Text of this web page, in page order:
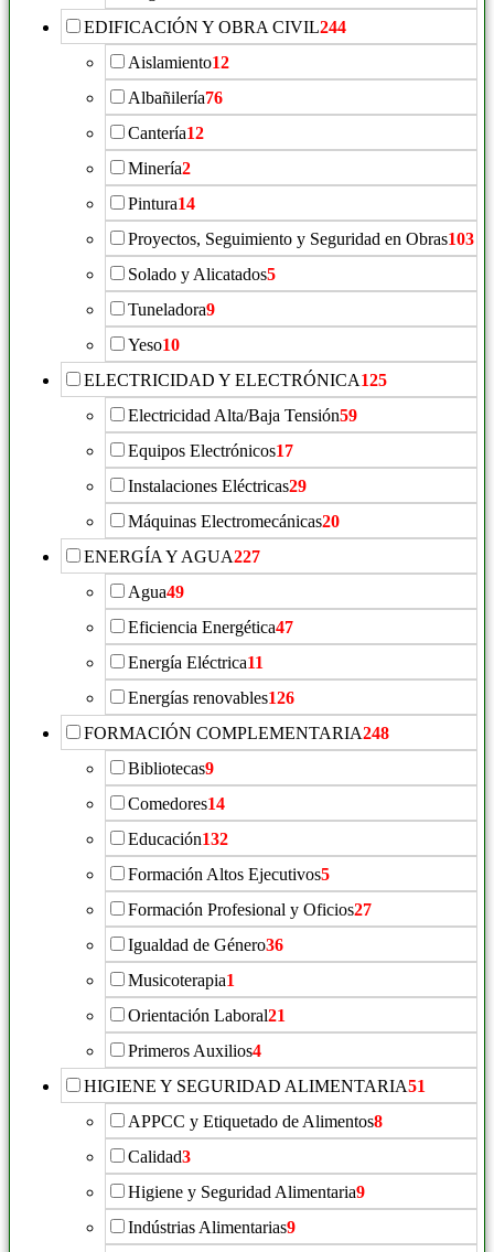
EDIFICACIÓN Y OBRA CIVIL244
Aislamiento12
Albañilería76
Cantería12
Minería2
Pintura14
Proyectos, Seguimiento y Seguridad en Obras103
Solado y Alicatados5
Tuneladora9
Yeso10
ELECTRICIDAD Y ELECTRÓNICA125
Electricidad Alta/Baja Tensión59
Equipos Electrónicos17
Instalaciones Eléctricas29
Máquinas Electromecánicas20
ENERGÍA Y AGUA227
Agua49
Eficiencia Energética47
Energía Eléctrica11
Energías renovables126
FORMACIÓN COMPLEMENTARIA248
Bibliotecas9
Comedores14
Educación132
Formación Altos Ejecutivos5
Formación Profesional y Oficios27
Igualdad de Género36
Musicoterapia1
Orientación Laboral21
Primeros Auxilios4
HIGIENE Y SEGURIDAD ALIMENTARIA51
APPCC y Etiquetado de Alimentos8
Calidad3
Higiene y Seguridad Alimentaria9
Indústrias Alimentarias9